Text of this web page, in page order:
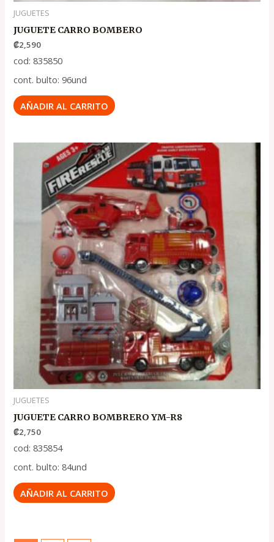
JUGUETES
JUGUETE CARRO BOMBERO
₡2,590
cod: 835850
cont. bulto: 96und
AÑADIR AL CARRITO
JUGUETES
JUGUETE CARRO BOMBRERO YM-R8
₡2,750
cod: 835854
cont. bulto: 84und
AÑADIR AL CARRITO